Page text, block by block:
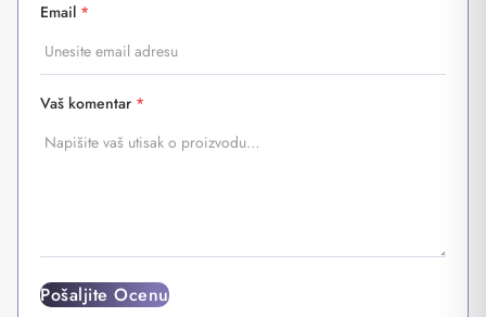
Email *
Vaš komentar *
Pošaljite Ocenu